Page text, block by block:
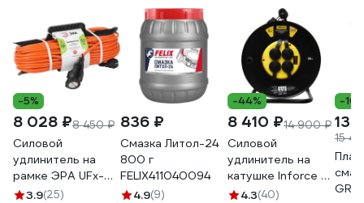
-5%
8 028 ₽8 450 ₽
Силовой
удлинитель на
рамке ЭРА UFx-
1e-3x1.5-50m-IP44
3.9(25)
836 ₽
Смазка Литол-24
800 г
FELIX411040094
4.9(9)
-44%
8 410 ₽14 900 ₽
Силовой
удлинитель на
катушке Inforce 4
гнезда, с/з КГт
4.3(40)
-
13
15